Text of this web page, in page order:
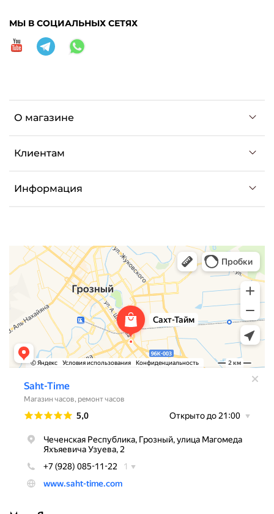
О магазине
Клиентам
Информация
МЫ В СОЦИАЛЬНЫХ СЕТЯХ